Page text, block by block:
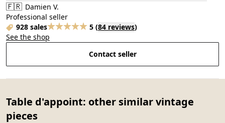
🇫🇷 Damien V.
Professional seller
928 sales
5 (84 reviews)
See the shop
Contact seller
Table d'appoint: other similar vintage
pieces